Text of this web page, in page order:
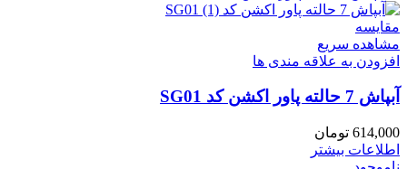
مقایسه
مشاهده سریع
افزودن به علاقه مندی ها
آبپاش 7 حالته پاور اکشن کد SG01
614,000 تومان
اطلاعات بیشتر